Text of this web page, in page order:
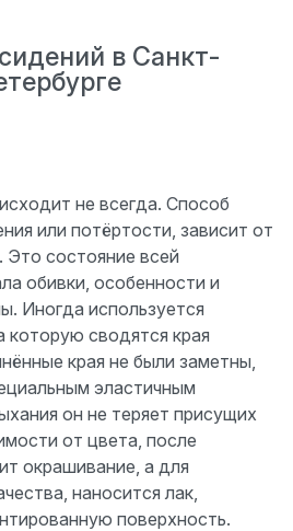
не всегда. Способ
или потёртости, зависит от
Это состояние всей
обивки, особенности и
Иногда используется
сводятся края
края не были заметны,
эластичным
он не теряет присущих
от цвета, после
окрашивание, а для
наносится лак,
поверхность.